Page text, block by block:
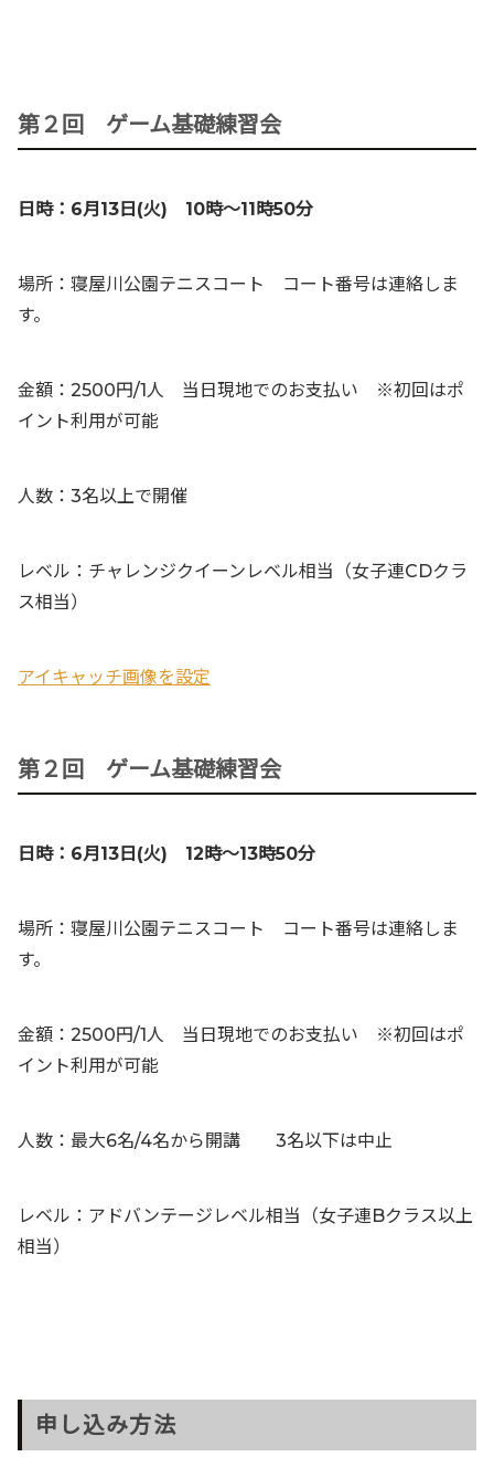
第２回 ゲーム基礎練習会
日時：6月13日(火) 10時〜11時50分
場所：寝屋川公園テニスコート コート番号は連絡しま
す。
金額：2500円/1人 当日現地でのお支払い ※初回はポ
イント利用が可能
人数：3名以上で開催
レベル：チャレンジクイーンレベル相当（女子連CDクラ
ス相当）
アイキャッチ画像を設定
第２回 ゲーム基礎練習会
日時：6月13日(火) 12時〜13時50分
場所：寝屋川公園テニスコート コート番号は連絡しま
す。
金額：2500円/1人 当日現地でのお支払い ※初回はポ
イント利用が可能
人数：最大6名/4名から開講 3名以下は中止
レベル：アドバンテージレベル相当（女子連Bクラス以上
相当）
申し込み方法